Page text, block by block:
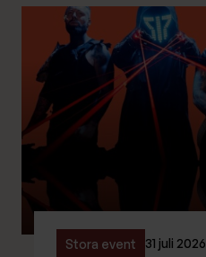
Stora event 31 juli 2026